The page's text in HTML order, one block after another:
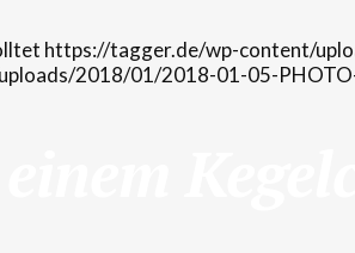
https://tagger.de/wp-content/
2018/01/2018-01-05-